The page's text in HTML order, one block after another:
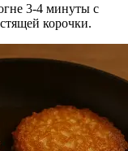
3-4 минуты с
корочки.